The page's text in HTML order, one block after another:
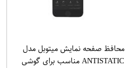
محافظ صفحه نمایش میتوبل مدل
ANTISTATIC مناسب برای گوشی